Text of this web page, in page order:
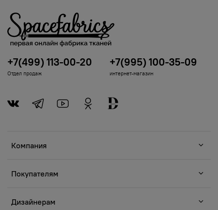
Компания
Покупателям
Дизайнерам
+7(499) 113-00-20
Отдел продаж
+7(995) 100-35-09
интернет-магазин